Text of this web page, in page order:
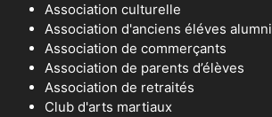
Association culturelle
Association d'anciens éléves alumni
Association de commerçants
Association de parents d’élèves
Association de retraités
Club d'arts martiaux